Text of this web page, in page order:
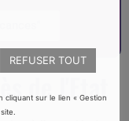
de l'Etat
REFUSER TOUT
cliquant sur le lien « Gestion